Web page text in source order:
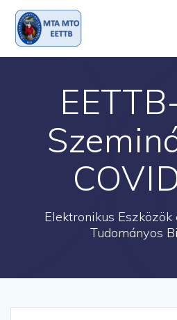
Elektronikus Eszközök
Tudományos